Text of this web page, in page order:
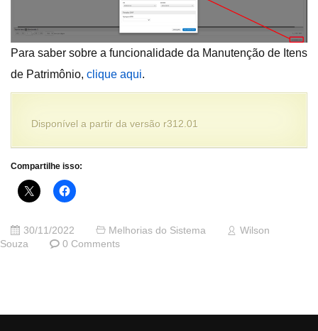
Para saber sobre a funcionalidade da Manutenção de Itens
de Patrimônio, clique aqui.
Disponível a partir da versão r312.01
Compartilhe isso:
30/11/2022 Melhorias do Sistema
Wilson
Souza
0 Comments